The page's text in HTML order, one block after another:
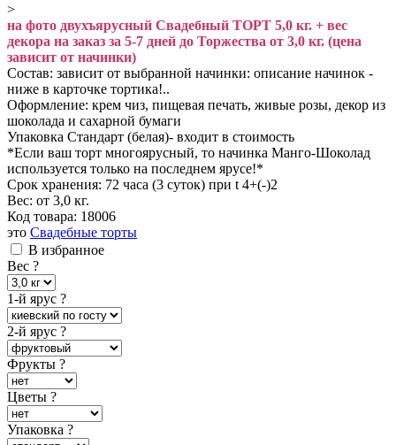
>
на фото двухъярусный Свадебный ТОРТ 5,0 кг. + вес
декора на заказ за 5-7 дней до Торжества от 3,0 кг. (цена
зависит от начинки)
Состав: зависит от выбранной начинки: описание начинок -
ниже в карточке тортика!..
Оформление: крем чиз, пищевая печать, живые розы, декор из
шоколада и сахарной бумаги
Упаковка Стандарт (белая)- входит в стоимость
*Если ваш торт многоярусный, то начинка Манго-Шоколад
используется только на последнем ярусе!*
Срок хранения: 72 часа (3 суток) при t 4+(-)2
Вес: от 3,0 кг.
Код товара: 18006
это Свадебные торты
В избранное
Вес ?
1-й ярус ?
2-й ярус ?
Фрукты ?
Цветы ?
Упаковка ?